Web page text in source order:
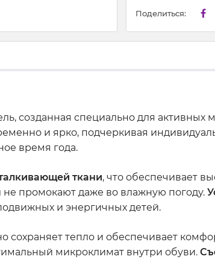
Поделиться:
созданная специально для
и ярко, подчеркивая
время года.
ткани, что обеспечивает
промокают даже во влажную погоду.
и энергичных детей.
сохраняет тепло и обеспечивает
микроклимат внутри обуви.